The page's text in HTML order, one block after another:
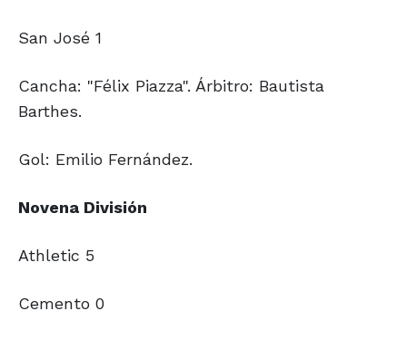
San José 1
Cancha: "Félix Piazza". Árbitro: Bautista
Barthes.
Gol: Emilio Fernández.
Novena División
Athletic 5
Cemento 0